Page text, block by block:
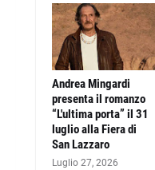
Andrea Mingardi
presenta il romanzo
“L'ultima porta” il 31
luglio alla Fiera di
San Lazzaro
Luglio 27, 2026